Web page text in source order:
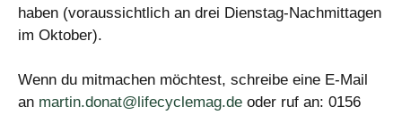
haben (voraussichtlich an drei Dienstag-Nachmittagen
im Oktober).
Wenn du mitmachen möchtest, schreibe eine E-Mail
an martin.donat@lifecyclemag.de oder ruf an: 0156